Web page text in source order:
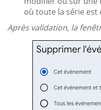
où toute la série
Après validation, la